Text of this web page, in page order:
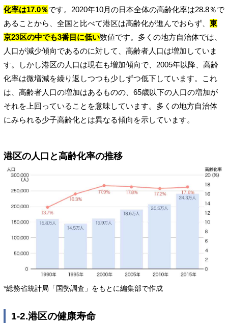
化率は17.0％です。2020年10月の日本全体の高齢化率は28.8％で
あることから、全国と比べて港区は高齢化が進んでおらず、 東
京23区の中でも3番目に低い数値です。多くの地方自治体では、
人口が減少傾向であるのに対して、高齢者人口は増加していま
す。しかし港区の人口は現在も増加傾向で、2005年以降、高齢
化率は微増減を繰り返しつつも少しずつ低下しています。これ
は、高齢者人口の増加はあるものの、65歳以下の人口の増加が
それを上回っていることを意味しています。多くの地方自治体
にみられる少子高齢化とは異なる傾向を示しています。
港区の人口と高齢化率の推移
*総務省統計局「国勢調査」をもとに編集部で作成
1-2.港区の健康寿命